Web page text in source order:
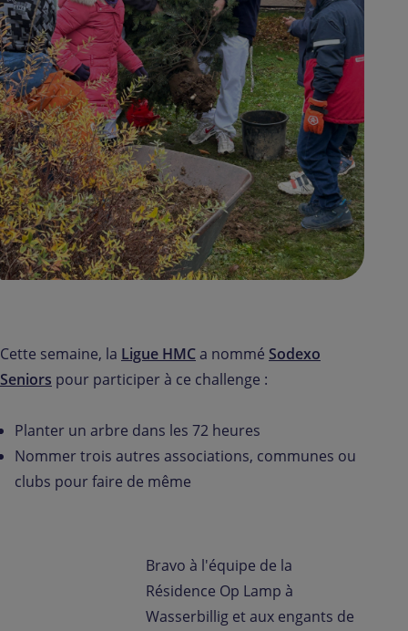
Cette semaine, la Ligue HMCa nommé Sodexo
Seniors pour participer à ce challenge :
Planter un arbre dans les 72 heures
Nommer trois autres associations, communes ou
clubs pour faire de même
Bravo à l'équipe de la
Résidence Op Lamp à
Wasserbillig et aux engants de